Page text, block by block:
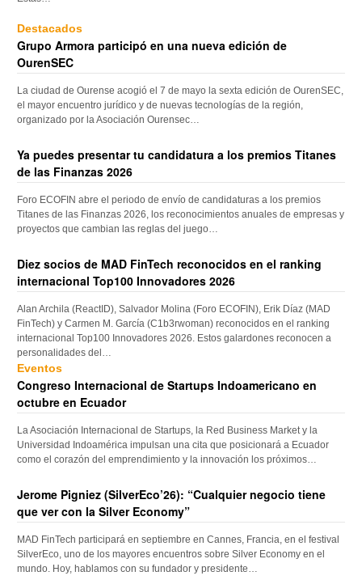
Destacados
Grupo Armora participó en una nueva edición de
OurenSEC
La ciudad de Ourense acogió el 7 de mayo la sexta edición de OurenSEC,
el mayor encuentro jurídico y de nuevas tecnologías de la región,
organizado por la Asociación Ourensec…
Ya puedes presentar tu candidatura a los premios Titanes
de las Finanzas 2026
Foro ECOFIN abre el periodo de envío de candidaturas a los premios
Titanes de las Finanzas 2026, los reconocimientos anuales de empresas y
proyectos que cambian las reglas del juego…
Diez socios de MAD FinTech reconocidos en el ranking
internacional Top100 Innovadores 2026
Alan Archila (ReactID), Salvador Molina (Foro ECOFIN), Erik Díaz (MAD
FinTech) y Carmen M. García (C1b3rwoman) reconocidos en el ranking
internacional Top100 Innovadores 2026. Estos galardones reconocen a
personalidades del…
Eventos
Congreso Internacional de Startups Indoamericano en
octubre en Ecuador
La Asociación Internacional de Startups, la Red Business Market y la
Universidad Indoamérica impulsan una cita que posicionará a Ecuador
como el corazón del emprendimiento y la innovación los próximos…
Jerome Pigniez (SilverEco’26): “Cualquier negocio tiene
que ver con la Silver Economy”
MAD FinTech participará en septiembre en Cannes, Francia, en el festival
SilverEco, uno de los mayores encuentros sobre Silver Economy en el
mundo. Hoy, hablamos con su fundador y presidente…